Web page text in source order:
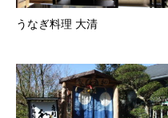
うなぎ料理 大清